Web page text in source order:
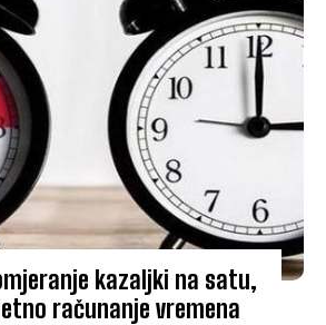
kazaljki na satu,
računanje vremena